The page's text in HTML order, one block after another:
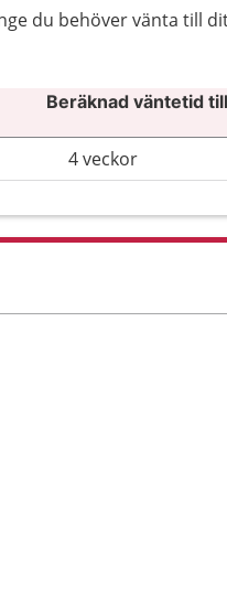
du behöver vänta till
Beräknad väntetid
4 veckor